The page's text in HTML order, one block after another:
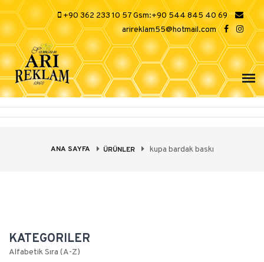
+90 362 233 10 57 Gsm:+90 544 845 40 69
arireklam55@hotmail.com
ANA SAYFA ÜRÜNLER kupa bardak baskı
KATEGORILER
Alfabetik Sıra (A-Z)